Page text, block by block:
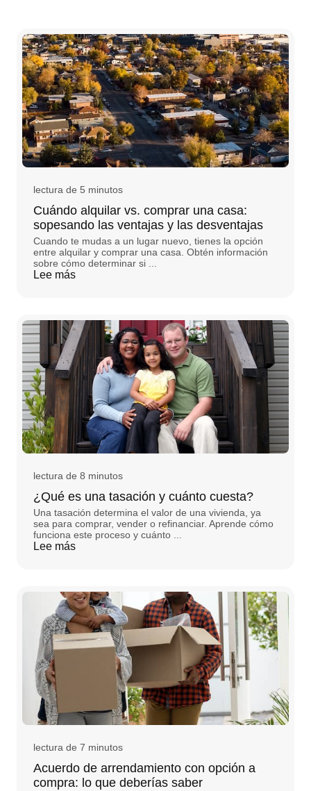
lectura de 5 minutos
Cuándo alquilar vs. comprar una casa:
sopesando las ventajas y las desventajas
Cuando te mudas a un lugar nuevo, tienes la opción
entre alquilar y comprar una casa. Obtén información
sobre cómo determinar si ...
Lee más
lectura de 8 minutos
¿Qué es una tasación y cuánto cuesta?
Una tasación determina el valor de una vivienda, ya
sea para comprar, vender o refinanciar. Aprende cómo
funciona este proceso y cuánto ...
Lee más
lectura de 7 minutos
Acuerdo de arrendamiento con opción a
compra: lo que deberías saber